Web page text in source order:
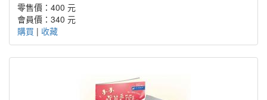
零售價：400 元
會員價：340 元
購買 | 收藏